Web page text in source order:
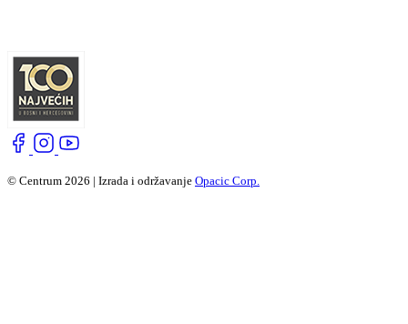
© Centrum 2026 | Izrada i održavanje Opacic Corp.